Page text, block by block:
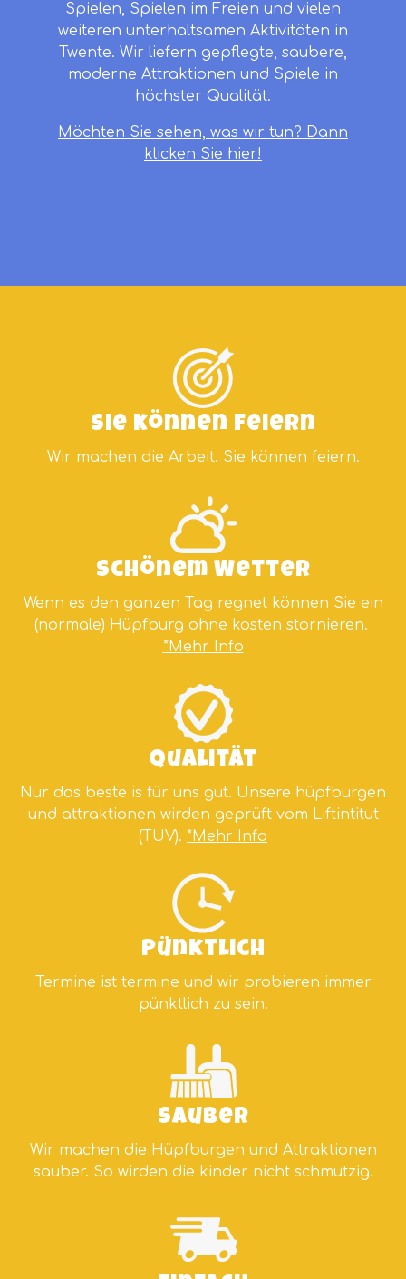
Spielen, Spielen im Freien und vielen
weiteren unterhaltsamen Aktivitäten in
Twente. Wir liefern gepflegte, saubere,
moderne Attraktionen und Spiele in
höchster Qualität.
Möchten Sie sehen, was wir tun? Dann
klicken Sie hier!
Sie können feiern
Wir machen die Arbeit. Sie können feiern.
Schönem Wetter
Wenn es den ganzen Tag regnet können Sie ein
(normale) Hüpfburg ohne kosten stornieren.
*Mehr Info
Qualität
Nur das beste is für uns gut. Unsere hüpfburgen
und attraktionen wirden geprüft vom Liftintitut
(TUV). *Mehr Info
Pünktlich
Termine ist termine und wir probieren immer
pünktlich zu sein.
Sauber
Wir machen die Hüpfburgen und Attraktionen
sauber. So wirden die kinder nicht schmutzig.